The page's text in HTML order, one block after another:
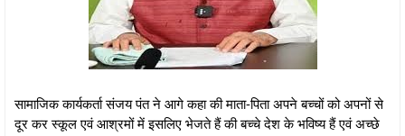
सामाजिक कार्यकर्ता संजय पंत ने आगे कहा की माता-पिता अपने बच्चों को अपनों से
दूर कर स्कूल एवं आश्रमों में इसलिए भेजते हैं की बच्चे देश के भविष्य हैं एवं अच्छे